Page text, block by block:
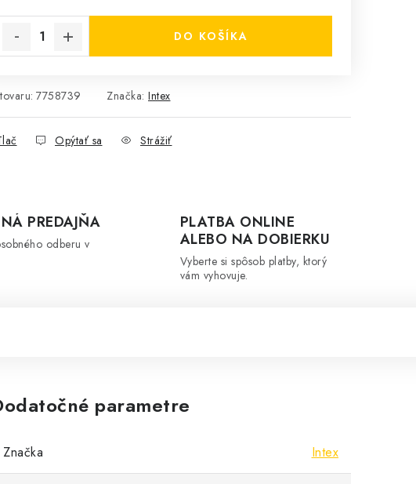
DO KOŠÍKA
7758739 Značka: Intex
Opýtať sa Strážiť
PREDAJŇA
odberu v
PLATBA ONLINE
ALEBO NA DOBIERKU
Vyberte si spôsob platby, ktorý
vám vyhovuje.
parametre
Značka Intex